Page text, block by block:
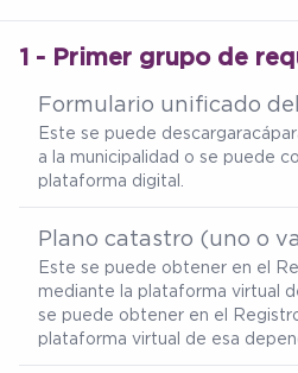
1 - Primer grupo de
Formulario unificado
Este se puede descargaracá
a la municipalidad o se puede
plataforma digital.
Plano catastro (uno o
Este se puede obtener en el
mediante la plataforma virtual
se puede obtener en el
plataforma virtual de esa